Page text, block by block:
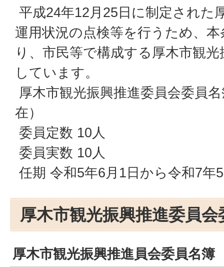
平成24年12月25日に制定された
運用状況の点検等を行うため、
り、市民等で構成する厚木市観
しています。
厚木市観光振興推進委員会委員
在）
委員定数 10人
委員実数 10人
任期 令和5年6月1日から令和7年
厚木市観光振興推進委員会
厚木市観光振興推進員会委員名簿